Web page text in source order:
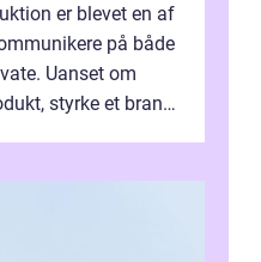
er blevet en af
på både
Uanset om
styrke et brand,